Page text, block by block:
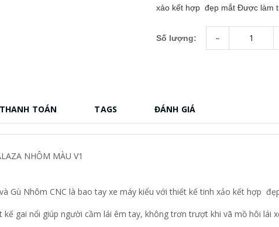
xảo kết hợp đẹp mắt Được làm
Số lượng: -
TOÁN TAGS ĐÁNH GIÁ
NHÔM MÀU V1
Gù Nhôm CNC là bao tay xe máy kiểu với thiết kế tinh xảo kết hợp
gai nổi giúp người cầm lái êm tay, không trơn trượt khi vã mồ hôi lái